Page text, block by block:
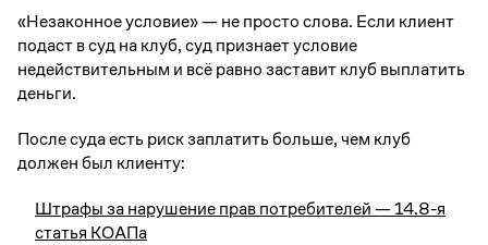
«Незаконное условие» — не просто слова. Если клиент
подаст в суд на клуб, суд признает условие
недействительным и всё равно заставит клуб выплатить
деньги.
После суда есть риск заплатить больше, чем клуб
должен был клиенту:
Штрафы за нарушение прав потребителей — 14.8-я
статья КОАПа